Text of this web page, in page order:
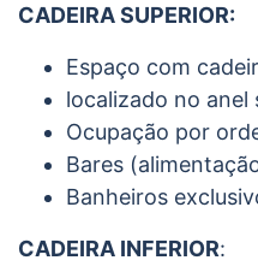
CADEIRA SUPERIOR:
Espaço com
localizado no anel
Ocupação por
Bares
Banheiros
CADEIRA INFERIOR: